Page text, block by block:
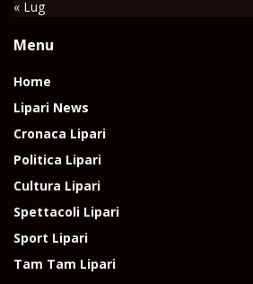
« Lug
Menu
Home
Lipari News
Cronaca Lipari
Politica Lipari
Cultura Lipari
Spettacoli Lipari
Sport Lipari
Tam Tam Lipari